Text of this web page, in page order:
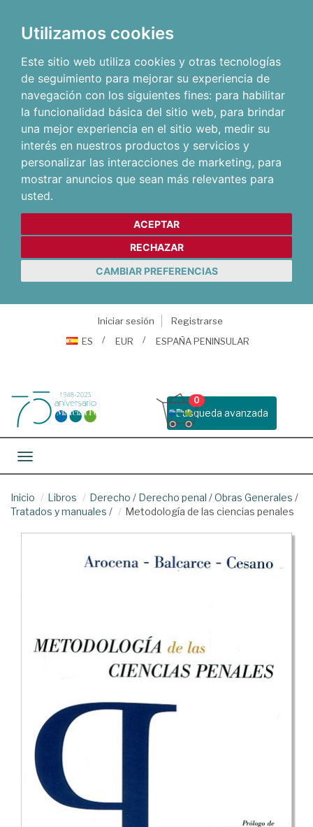
Utilizamos cookies
Este sitio web utiliza cookies y otras tecnologías
de seguimiento para mejorar su experiencia de
navegación con los siguientes fines: para habilitar
la funcionalidad básica del sitio web, para brindar
una mejor experiencia en el sitio web, medir su
interés en nuestros productos y servicios y
personalizar las interacciones de marketing, para
mostrar anuncios que sean más relevantes para
usted.
ACEPTAR
RECHAZAR
CAMBIAR PREFERENCIAS
Iniciar sesión
Registrarse
ES
EUR ESPAÑA PENINSULAR
Busqueda avanzada
0
Toggle navigation
Inicio Libros Derecho / Derecho penal /Obras Generales /
Tratados y manuales / Metodología de las ciencias penales